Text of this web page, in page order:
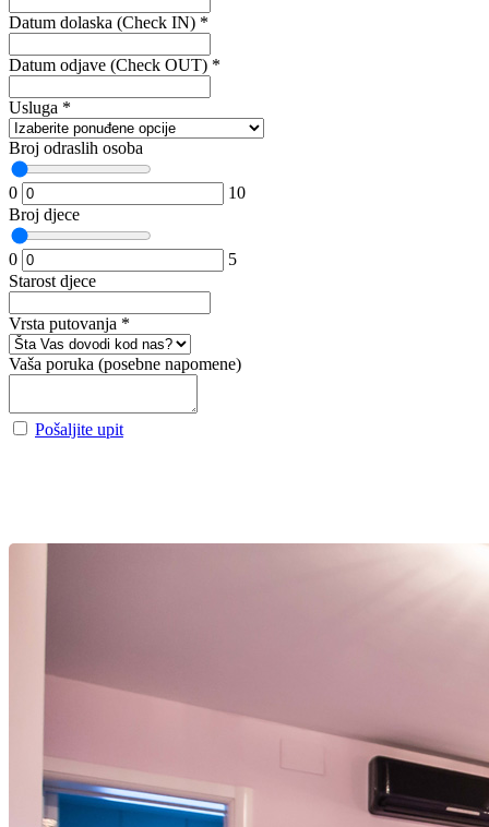
Datum dolaska (Check IN) *
Datum odjave (Check OUT) *
Usluga *
Broj odraslih osoba
0
10
Broj djece
0
5
Starost djece
Vrsta putovanja *
Vaša poruka (posebne napomene)
Pošaljite upit